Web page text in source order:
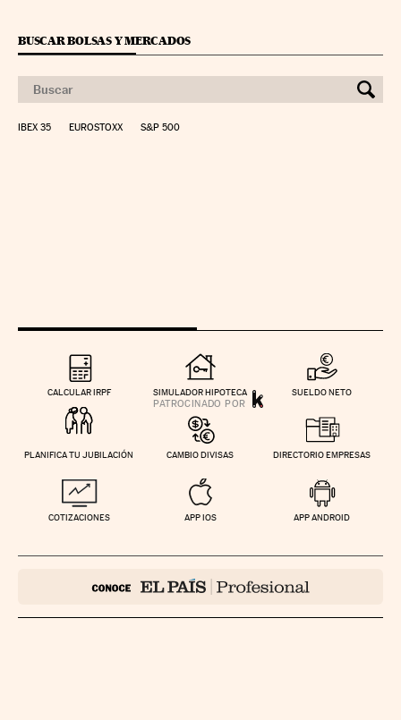
BUSCAR BOLSAS Y MERCADOS
IBEX 35 EUROSTOXX S&P 500
CALCULAR IRPF SIMULADOR HIPOTECA SUELDO NETO
PLANIFICA TU JUBILACIÓN CAMBIO DIVISAS DIRECTORIO EMPRESAS
COTIZACIONES APP IOS APP ANDROID